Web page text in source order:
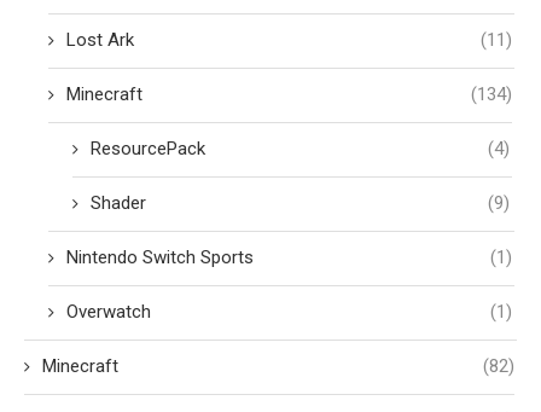
Lost Ark (11)
Minecraft (134)
ResourcePack (4)
Shader (9)
Nintendo Switch Sports (1)
Overwatch (1)
Minecraft (82)